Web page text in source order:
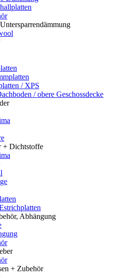
/ XPS
/ obere Geschossdecke
+ Dichtstoffe
Abhängung
+ Zubehör